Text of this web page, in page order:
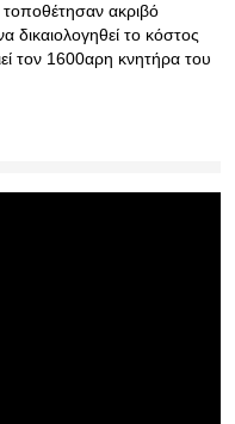
ακριβό
δικαιολογηθεί το κόστος
τον 1600αρη κνητήρα του